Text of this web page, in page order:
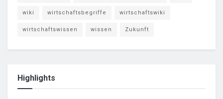
wiki wirtschaftsbegriffe wirtschaftswiki
wirtschaftswissen wissen Zukunft
Highlights